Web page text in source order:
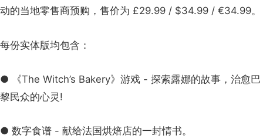
动的当地零售商预购，售价为 £29.99 / $34.99 / €34.99。
每份实体版均包含：
● 《The Witch’s Bakery》游戏 - 探索露娜的故事，治愈巴
黎民众的心灵!
● 数字食谱 - 献给法国烘焙店的一封情书。